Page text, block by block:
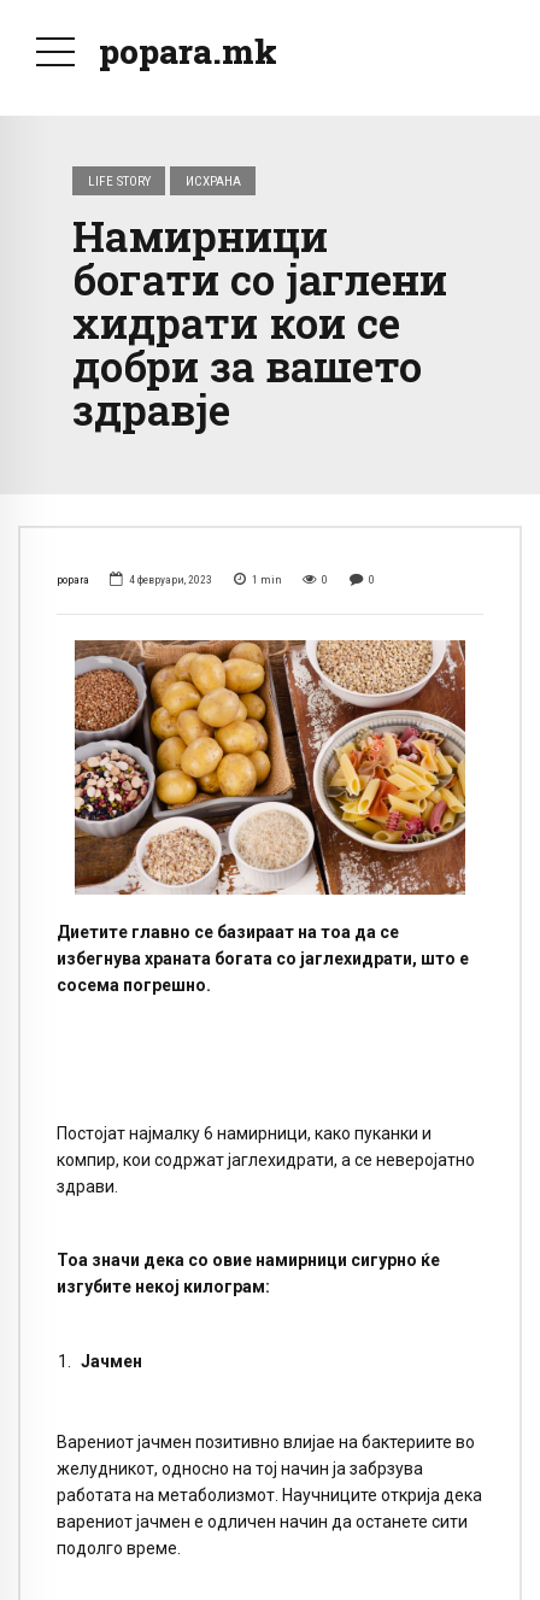
popara.mk
LIFE STORY ИСХРАНА
Намирници
богати со јаглени
хидрати кои се
добри за вашето
здравје
popara 4 февруари, 2023 1 min 0 0
Диетите главно се базираат на тоа да се
избегнува храната богата со јаглехидрати, што е
сосема погрешно.
Постојат најмалку 6 намирници, како пуканки и
компир, кои содржат јаглехидрати, а се неверојатно
здрави.
Тоа значи дека со овие намирници сигурно ќе
изгубите некој килограм:
Јачмен
Варениот јачмен позитивно влијае на бактериите во
желудникот, односно на тој начин ја забрзува
работата на метаболизмот. Научниците открија дека
варениот јачмен е одличен начин да останете сити
подолго време.